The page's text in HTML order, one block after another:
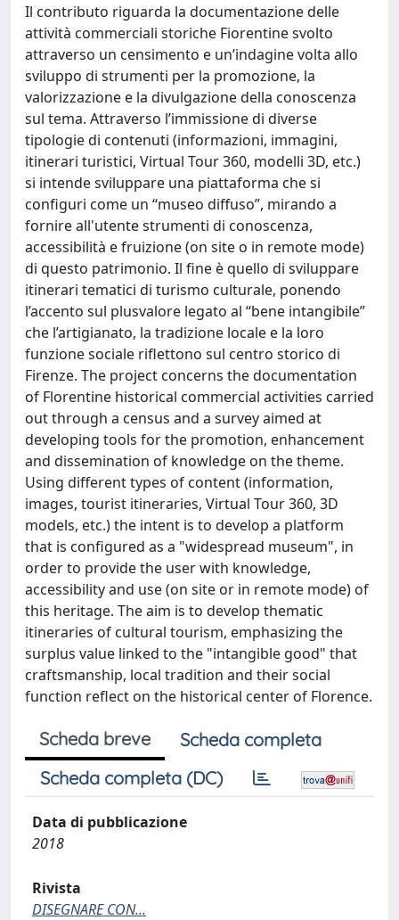
Il contributo riguarda la documentazione delle
attività commerciali storiche Fiorentine svolto
attraverso un censimento e un’indagine volta allo
sviluppo di strumenti per la promozione, la
valorizzazione e la divulgazione della conoscenza
sul tema. Attraverso l’immissione di diverse
tipologie di contenuti (informazioni, immagini,
itinerari turistici, Virtual Tour 360, modelli 3D, etc.)
si intende sviluppare una piattaforma che si
configuri come un “museo diffuso”, mirando a
fornire all'utente strumenti di conoscenza,
accessibilità e fruizione (on site o in remote mode)
di questo patrimonio. Il fine è quello di sviluppare
itinerari tematici di turismo culturale, ponendo
l’accento sul plusvalore legato al “bene intangibile”
che l’artigianato, la tradizione locale e la loro
funzione sociale riflettono sul centro storico di
Firenze. The project concerns the documentation
of Florentine historical commercial activities carried
out through a census and a survey aimed at
developing tools for the promotion, enhancement
and dissemination of knowledge on the theme.
Using different types of content (information,
images, tourist itineraries, Virtual Tour 360, 3D
models, etc.) the intent is to develop a platform
that is configured as a "widespread museum", in
order to provide the user with knowledge,
accessibility and use (on site or in remote mode) of
this heritage. The aim is to develop thematic
itineraries of cultural tourism, emphasizing the
surplus value linked to the "intangible good" that
craftsmanship, local tradition and their social
function reflect on the historical center of Florence.
Scheda breve
Scheda completa
Scheda completa (DC)
Data di pubblicazione
2018
Rivista
DISEGNARE CON...